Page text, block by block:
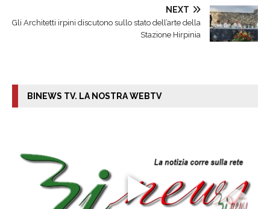
NEXT
Gli Architetti irpini discutono sullo stato dell’arte della
Stazione Hirpinia
BINEWS TV. LA NOSTRA WEBTV